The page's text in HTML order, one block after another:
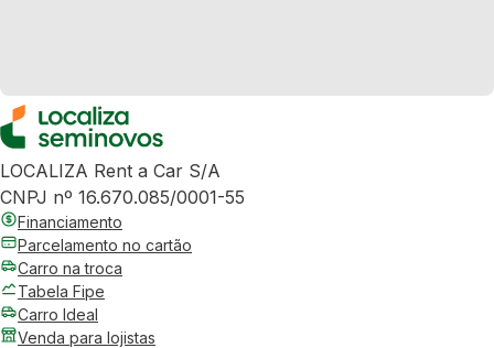
LOCALIZA Rent a Car S/A
CNPJ nº 16.670.085/0001-55
Financiamento
Parcelamento no cartão
Carro na troca
Tabela Fipe
Carro Ideal
Venda para lojistas